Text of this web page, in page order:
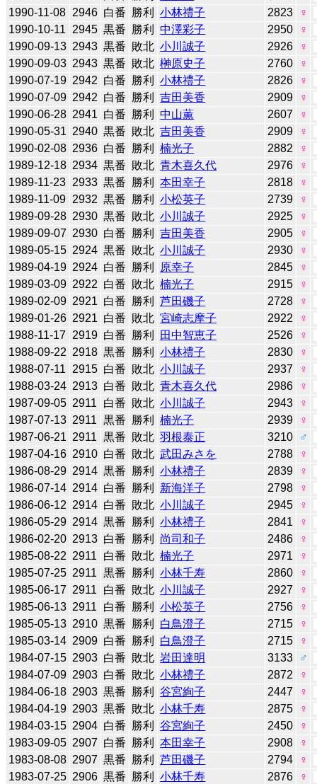
1990-11-08 2946 白番 勝利 小林禮子 2823
♀
1990-10-11
2945 黒番 勝利 中澤彩子 2950
♀
1990-09-13 2943 黒番 敗北 小川誠子 2926
♀
1990-09-03 2943 黒番 敗北 榊原史子 2760
♀
1990-07-19 2942 白番 勝利 小林禮子 2826
♀
1990-07-09 2942 白番 勝利 吉田美香 2909
♀
1990-06-28 2941 白番 勝利 中山薫 2607
♀
1990-05-31 2940 黒番 敗北 吉田美香 2909
♀
1990-02-08 2936 白番 勝利 楠光子 2882
♀
1989-12-18 2934 黒番 敗北 青木喜久代 2976
♀
1989-11-23 2933 黒番 勝利 本田幸子 2818
♀
1989-11-09 2932 黒番 勝利 小松英子 2739
♀
1989-09-28 2930 黒番 敗北 小川誠子 2925
♀
1989-09-07 2930 白番 勝利 吉田美香 2905
♀
1989-05-15 2924 黒番 敗北 小川誠子 2930
♀
1989-04-19 2924 白番 勝利 原幸子 2845
♀
1989-03-09 2922 白番 敗北 楠光子 2915
♀
1989-02-09 2921 白番 勝利 芦田磯子 2728
♀
1989-01-26 2921 白番 敗北 宮崎志摩子 2922
♀
1988-11-17
2919 白番 勝利 田中智恵子 2526
♀
1988-09-22 2918 黒番 勝利 小林禮子 2830
♀
1988-07-11
2915 白番 敗北 小川誠子 2937
♀
1988-03-24 2913 白番 敗北 青木喜久代 2986
♀
1987-09-05 2911 白番 敗北 小川誠子 2943
♀
1987-07-13 2911 黒番 勝利 楠光子 2939
♀
1987-06-21 2911 黒番 敗北 羽根泰正 3210
♂
1987-04-16 2910 白番 敗北 武田みさを 2788
♀
1986-08-29 2914 黒番 勝利 小林禮子 2839
♀
1986-07-14 2914 白番 勝利 新海洋子 2798
♀
1986-06-12 2914 白番 敗北 小川誠子 2945
♀
1986-05-29 2914 黒番 勝利 小林禮子 2841
♀
1986-02-20 2913 白番 勝利 尚司和子 2486
♀
1985-08-22 2911 白番 敗北 楠光子 2971
♀
1985-07-25 2911 黒番 勝利 小林千寿 2860
♀
1985-06-17 2911 白番 敗北 小川誠子 2927
♀
1985-06-13 2911 白番 勝利 小松英子 2756
♀
1985-05-13 2910 黒番 勝利 白鳥澄子 2715
♀
1985-03-14 2909 白番 勝利 白鳥澄子 2715
♀
1984-07-15 2903 白番 敗北 岩田達明 3133
♂
1984-07-09 2903 白番 敗北 小林禮子 2872
♀
1984-06-18 2903 黒番 勝利 谷宮絢子 2447
♀
1984-04-19 2903 黒番 敗北 小林千寿 2875
♀
1984-03-15 2904 白番 勝利 谷宮絢子 2450
♀
1983-09-05 2907 白番 勝利 本田幸子 2908
♀
1983-08-08 2907 黒番 勝利 芦田磯子 2794
♀
1983-07-25 2906 黒番 勝利 小林千寿 2876 ♀